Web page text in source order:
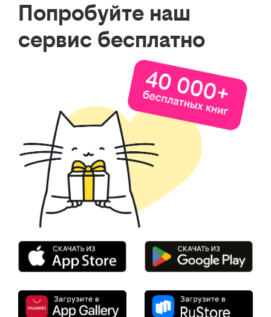
Попробуйте наш
сервис бесплатно